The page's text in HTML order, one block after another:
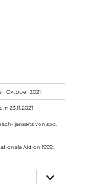
Oktober 2021)
23.11.2021
jenseits von sog.
Aktion 1999:
anzeigen